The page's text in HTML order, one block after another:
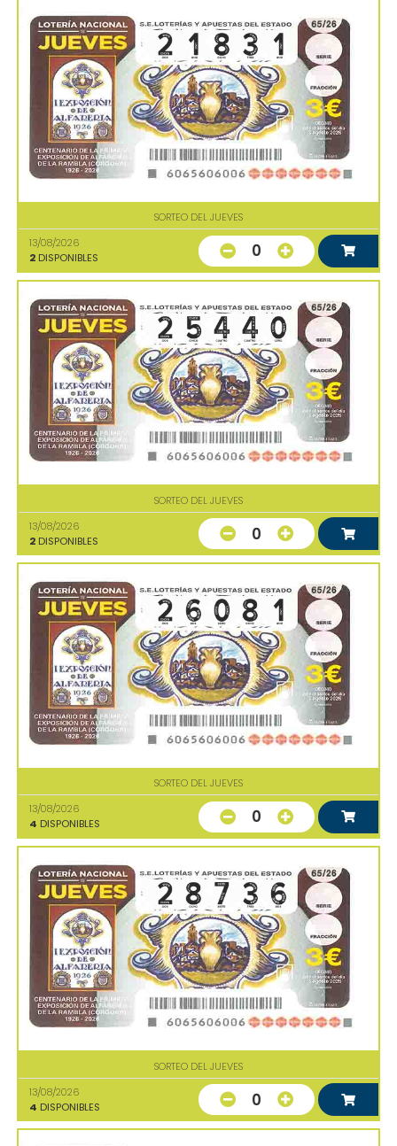
SORTEO DEL JUEVES
13/08/2026
2 DISPONIBLES 0
SORTEO DEL JUEVES
13/08/2026
2 DISPONIBLES 0
SORTEO DEL JUEVES
13/08/2026
4 DISPONIBLES 0
SORTEO DEL JUEVES
13/08/2026
4 DISPONIBLES 0